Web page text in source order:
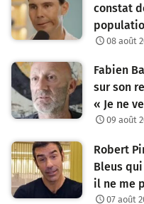
constat
08 août
Fabien
sur son
« Je ne
09 août
Robert
Bleus qui
il ne me
07 août